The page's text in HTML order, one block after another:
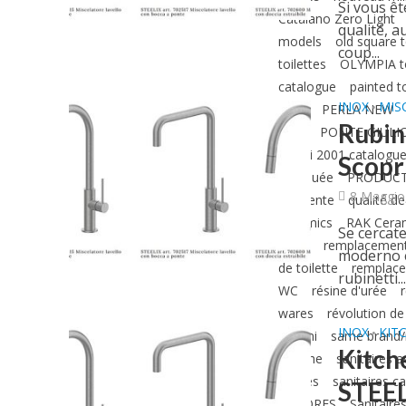
Catalano Zero Light
models
old square
toilettes
OLYMPIA
catalogue
painted
circle
PERLA NEW
resin
PONTE
Ginori 2001 catalogue
expliquée
différente
qualité
Ceramics
RAK
seats
de toilette
WC
résine d'urée
wares
révolution
Adolini
same
marche
sanitaires
brodés
sanitaires
Si vous
qualité,
coup...
INOX•
8
Se
moderno
rubinetti...
INOX•